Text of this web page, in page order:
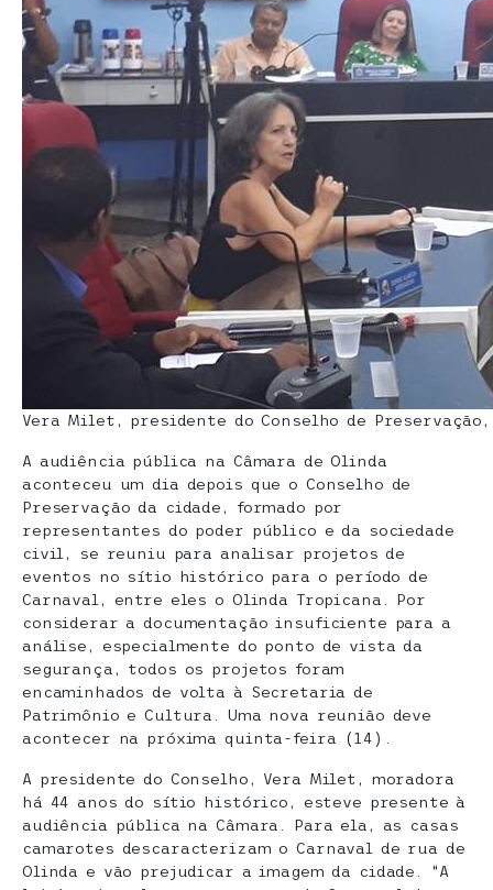
Vera Milet, presidente do Conselho de
A audiência pública na Câmara de Olinda
aconteceu um dia depois que o Conselho de
Preservação da cidade, formado por
representantes do poder público e da sociedade
civil, se reuniu para analisar projetos de
eventos no sítio histórico para o período de
Carnaval, entre eles o Olinda Tropicana. Por
considerar a documentação insuficiente para a
análise, especialmente do ponto de vista da
segurança, todos os projetos foram
encaminhados de volta à Secretaria de
Patrimônio e Cultura. Uma nova reunião deve
acontecer na próxima quinta-feira (14).
A presidente do Conselho, Vera Milet, moradora
há 44 anos do sítio histórico, esteve presente à
audiência pública na Câmara. Para ela, as casas
camarotes descaracterizam o Carnaval de rua de
Olinda e vão prejudicar a imagem da cidade. “A